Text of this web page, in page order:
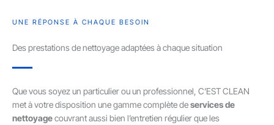
UNE RÉPONSE À CHAQUE BESOIN
Des prestations de nettoyage adaptées à chaque situation
Que vous soyez un particulier ou un professionnel, C’EST CLEAN
met à votre disposition une gamme complète deservices de
nettoyagecouvrant aussi bien l’entretien régulier que les